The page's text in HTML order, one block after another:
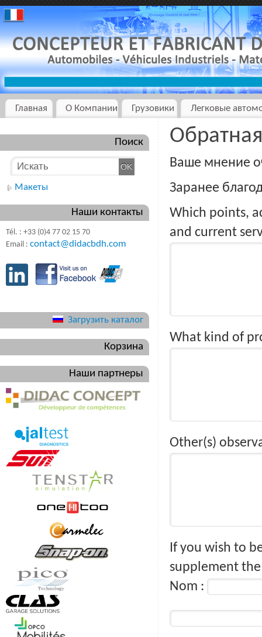
Главная О Компании Грузовики Легковые
Ваше мнение
Заранее
Which points,
and current
What kind of
Other(s)
If you wish to
supplement
Nom :
Поиск
Макеты
Наши контакты
Tél. : +33 (0)4 77 02 15 70
Email : contact@didacbdh.com
Загрузить каталог
Корзина
Наши партнеры